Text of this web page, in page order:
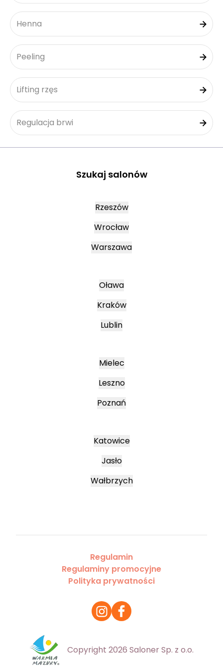
Henna
Peeling
Lifting rzęs
Regulacja brwi
Szukaj salonów
Rzeszów
Wrocław
Warszawa
Oława
Kraków
Lublin
Mielec
Leszno
Poznań
Katowice
Jasło
Wałbrzych
Regulamin
Regulaminy promocyjne
Polityka prywatności
Copyright 2026 Saloner Sp. z o.o.